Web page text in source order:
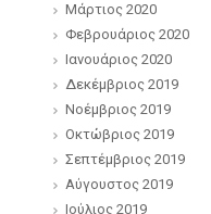
Μάρτιος 2020
Φεβρουάριος 2020
Ιανουάριος 2020
Δεκέμβριος 2019
Νοέμβριος 2019
Οκτώβριος 2019
Σεπτέμβριος 2019
Αύγουστος 2019
Ιούλιος 2019